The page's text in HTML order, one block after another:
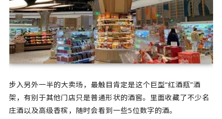
步入另外一半的大卖场，最触目肯定是这个巨型“红酒瓶”酒
架，有别于其他门店只是普通形状的酒窖。里面收藏了不少名
庄酒以及高级香槟，随时会看到一些5位数字的酒。